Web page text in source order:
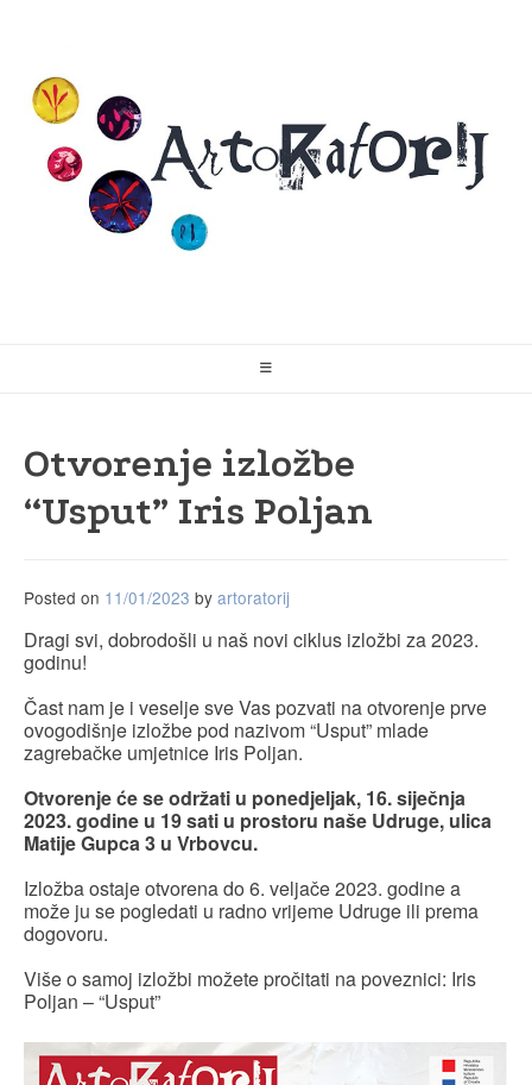
content
Otvorenje izložbe
“Usput” Iris Poljan
Posted on 11/01/2023 by artoratorij
Dragi svi, dobrodošli u naš novi ciklus izložbi za 2023.
godinu!
Čast nam je i veselje sve Vas pozvati na otvorenje prve
ovogodišnje izložbe pod nazivom “Usput” mlade
zagrebačke umjetnice Iris Poljan.
Otvorenje će se održati u ponedjeljak, 16. siječnja
2023. godine u 19 sati u prostoru naše Udruge, ulica
Matije Gupca 3 u Vrbovcu.
Izložba ostaje otvorena do 6. veljače 2023. godine a
može ju se pogledati u radno vrijeme Udruge ili prema
dogovoru.
Više o samoj izložbi možete pročitati na poveznici: Iris
Poljan – “Usput”